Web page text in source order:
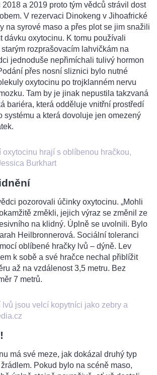
2018 a 2019 proto tým vědců strávil dost
V rezervaci Dinokeng v Jihoafrické
na syrové maso a přes plot se jim snažili
dávku oxytocinu. K tomu používali
rozprašovacím lahvičkám na
jednoduše nepřimíchali tulivý hormon
přes nosní sliznici bylo nutné
oxytocinu po trojklanném nervu
Tam by je jinak nepustila takzvaná
bariéra, která odděluje vnitřní prostředí
systému a která dovoluje jen omezený
oxytocinu hrají s oblíbenou hračkou,
Burkhart
pozorovali účinky oxytocinu. „Mohli
změkli, jejich výraz se změnil ze
na klidný. Úplně se uvolnili. Bylo
Heilbronnerová. Sociální toleranci
oblíbené hračky lvů – dýně. Lev
k sobě a své hračce nechal přiblížit
až na vzdálenost 3,5 metru. Bez
7 metrů.
lvů jsou velcí kopytníci jako zebry a
má své meze, jak dokázal druhý typ
Pokud bylo na scéně maso,